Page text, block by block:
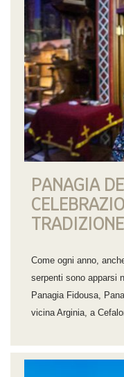
PANAGIA
Come ogni anno,
serpenti sono apparsi
Panagia Fidousa,
vicina Arginia, a